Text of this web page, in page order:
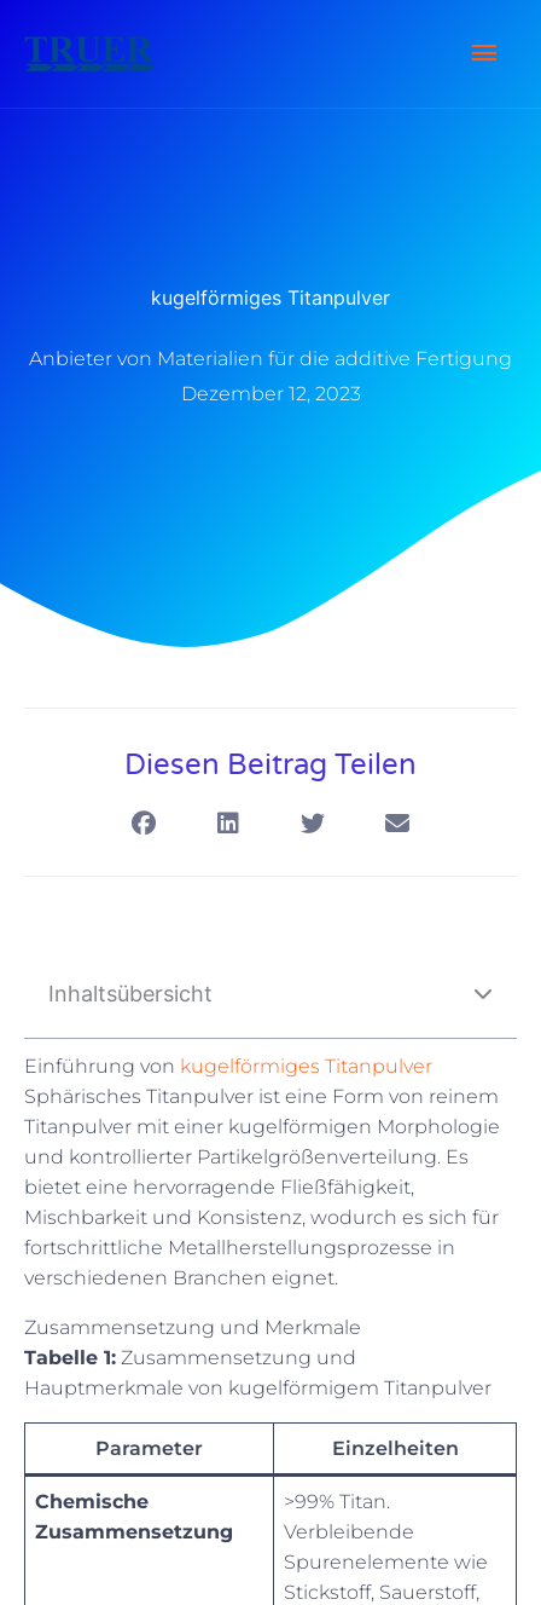
Inhalt
kugelförmiges Titanpulver
Anbieter von Materialien für die additive Fertigung
Dezember 12, 2023
Diesen Beitrag Teilen
Inhaltsübersicht
Einführung von kugelförmiges Titanpulver
Sphärisches Titanpulver ist eine Form von reinem
Titanpulver mit einer kugelförmigen Morphologie
und kontrollierter Partikelgrößenverteilung. Es
bietet eine hervorragende Fließfähigkeit,
Mischbarkeit und Konsistenz, wodurch es sich für
fortschrittliche Metallherstellungsprozesse in
verschiedenen Branchen eignet.
Zusammensetzung und Merkmale
Tabelle 1: Zusammensetzung und
Hauptmerkmale von kugelförmigem Titanpulver
Parameter Einzelheiten
Chemische
Zusammensetzung
>99% Titan.
Verbleibende
Spurenelemente wie
Stickstoff, Sauerstoff,